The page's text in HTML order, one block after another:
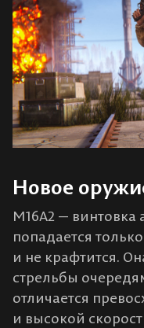
Новое
M16A2 — винтовка
попадается
и не крафтится.
стрельбы
отличается
и высокой